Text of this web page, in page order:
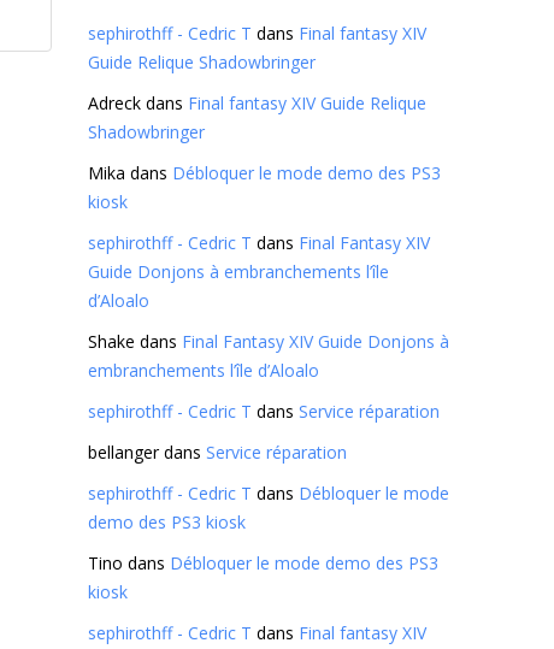
sephirothff - Cedric T dans Final fantasy XIV
Guide Relique Shadowbringer
Adreck dans Final fantasy XIV Guide Relique
Shadowbringer
Mika dans Débloquer le mode demo des PS3
kiosk
sephirothff - Cedric T dans Final Fantasy XIV
Guide Donjons à embranchements l’île
d’Aloalo
Shake dans Final Fantasy XIV Guide Donjons à
embranchements l’île d’Aloalo
sephirothff - Cedric T dans Service réparation
bellangerdans Service réparation
sephirothff - Cedric T dans Débloquer le mode
demo des PS3 kiosk
Tino dans Débloquer le mode demo des PS3
kiosk
sephirothff - Cedric T dans Final fantasy XIV